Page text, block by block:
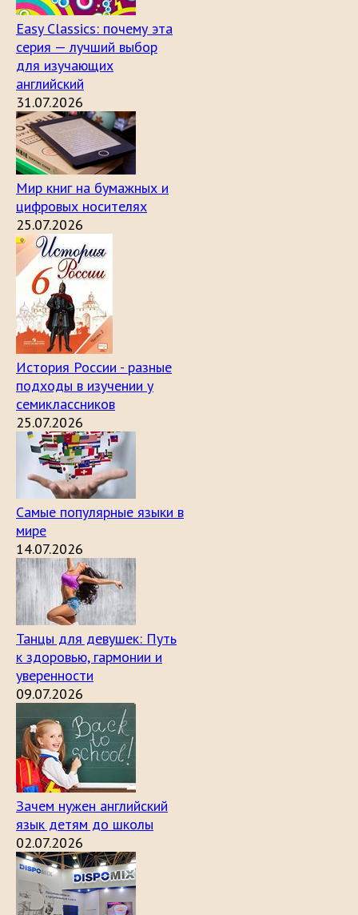
Easy Classics: почему эта
серия — лучший выбор
для изучающих
английский
31.07.2026
Мир книг на бумажных и
цифровых носителях
25.07.2026
История России - разные
подходы в изучении у
семиклассников
25.07.2026
Самые популярные языки в
мире
14.07.2026
Танцы для девушек: Путь
к здоровью, гармонии и
уверенности
09.07.2026
Зачем нужен английский
язык детям до школы
02.07.2026